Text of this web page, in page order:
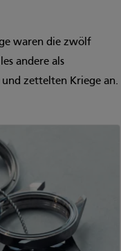
waren die zwölf
andere als
zettelten Kriege an.